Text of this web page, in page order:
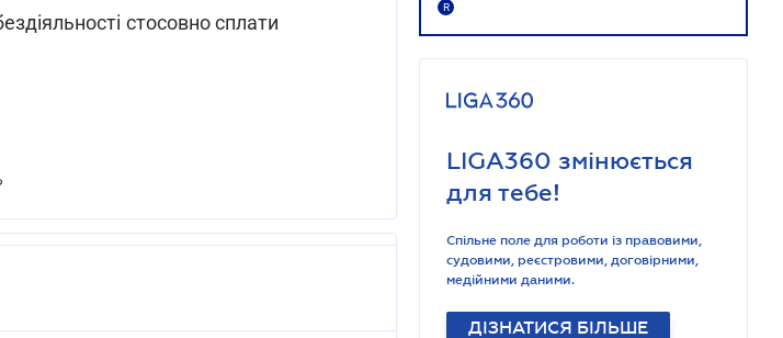
стосовно сплати
R
LIGA360 змінюється
для тебе!
Спільне поле для роботи із правовими,
судовими, реєстровими, договірними,
медійними даними.
ДІЗНАТИСЯ БІЛЬШЕ